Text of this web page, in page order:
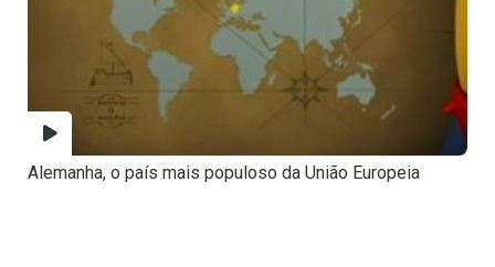
Alemanha, o país mais populoso da União Europeia